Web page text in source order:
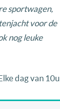
sportwagen,
voor de
nog leuke
dag van 10u